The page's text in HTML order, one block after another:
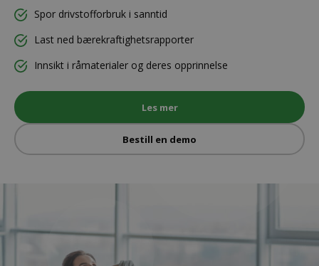
Spor drivstofforbruk i sanntid
Last ned bærekraftighetsrapporter
Innsikt i råmaterialer og deres opprinnelse
Les mer
Bestill en demo